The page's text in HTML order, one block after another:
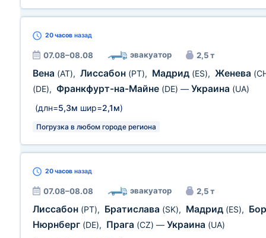
20 часов назад
07.08–08.08 эвакуатор 2,5 т
Вена (AT), Лиссабон (PT), Мадрид (ES), Женева
(DE), Франкфурт-на-Майне (DE) — Украина (UA)
(длн=5,3м шир=2,1м)
Погрузка в любом городе региона
20 часов назад
07.08–08.08 эвакуатор 2,5 т
Лиссабон (PT), Братислава (SK), Мадрид (ES),
Нюрнберг (DE), Прага (CZ) — Украина (UA)